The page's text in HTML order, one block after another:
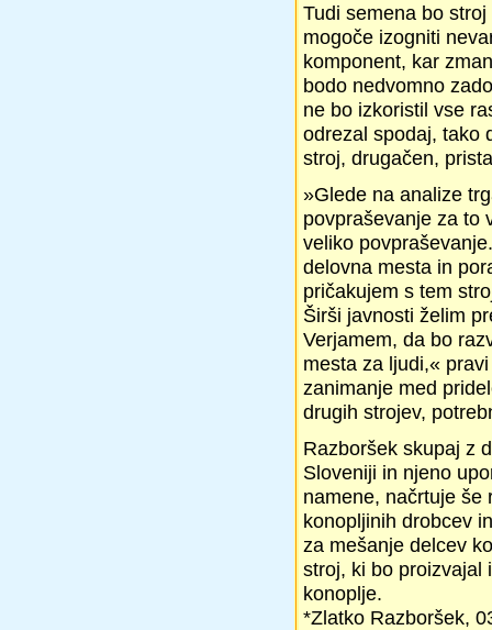
Tudi semena bo
mogoče izogniti
komponent, kar
bodo nedvomno
ne bo izkoristil vse
odrezal spodaj, tako
stroj, drugačen,
»Glede na analize
povpraševanje za to
veliko
delovna mesta in
pričakujem s tem
Širši javnosti želim
Verjamem, da bo
mesta za ljudi,«
zanimanje med
drugih strojev,
Razboršek skupaj z
Sloveniji in njeno
namene, načrtuje še
konopljinih drobcev
za mešanje delcev
stroj, ki bo proizvajal
konoplje.
*Zlatko Razboršek,